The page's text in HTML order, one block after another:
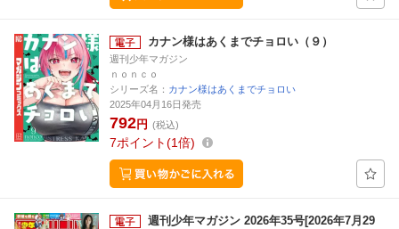
カナン様はあくまでチョロい（９）
週刊少年マガジン
ｎｏｎｃｏ
シリーズ名： カナン様はあくまでチョロい
2025年04月16日発売
792円 (税込)
7ポイント 1倍
週刊少年マガジン 2026年35号[2026年7月29